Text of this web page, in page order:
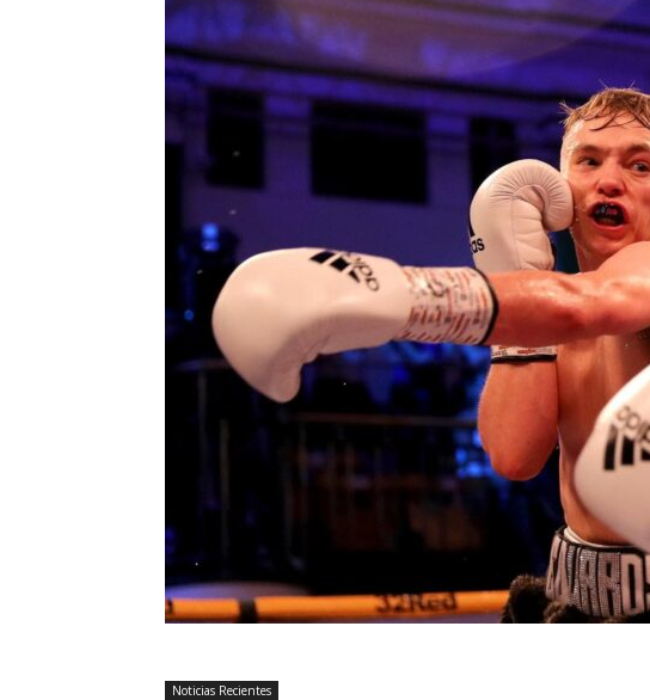
Noticias Recientes